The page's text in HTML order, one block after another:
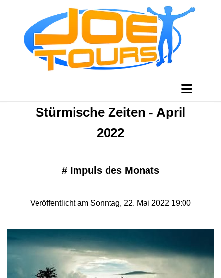
Stürmische Zeiten - April
2022
# Impuls des Monats
Veröffentlicht am Sonntag, 22. Mai 2022 19:00